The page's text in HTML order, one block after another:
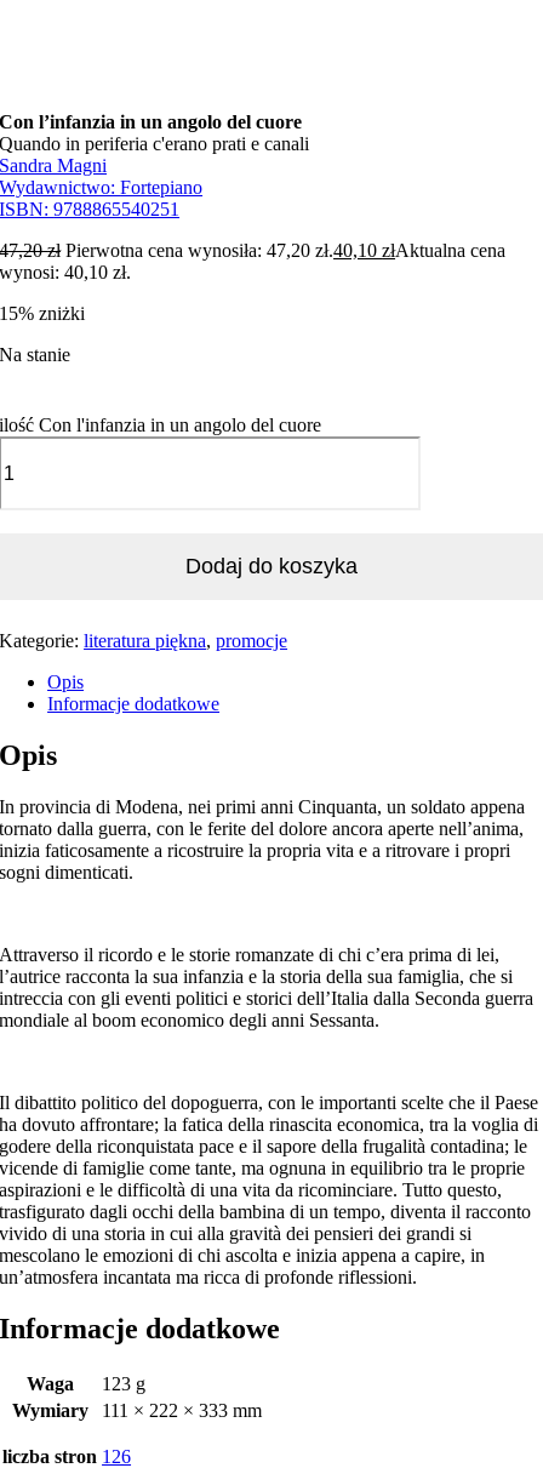
Con l’infanzia in un angolo del cuore
Quando in periferia c'erano prati e canali
Sandra Magni
Wydawnictwo:Fortepiano
ISBN:9788865540251
47,20zł Pierwotna cena wynosiła: 47,20 zł.40,10złAktualna cena
wynosi: 40,10 zł.
15% zniżki
Na stanie
ilość Con l'infanzia in un angolo del cuore
Dodaj do koszyka
Kategorie:literatura piękna,promocje
Opis
Informacje dodatkowe
Opis
In provincia di Modena, nei primi anni Cinquanta, un soldato appena
tornato dalla guerra, con le ferite del dolore ancora aperte nell’anima,
inizia faticosamente a ricostruire la propria vita e a ritrovare i propri
sogni dimenticati.
Attraverso il ricordo e le storie romanzate di chi c’era prima di lei,
l’autrice racconta la sua infanzia e la storia della sua famiglia, che si
intreccia con gli eventi politici e storici dell’Italia dalla Seconda guerra
mondiale al boom economico degli anni Sessanta.
Il dibattito politico del dopoguerra, con le importanti scelte che il Paese
ha dovuto affrontare; la fatica della rinascita economica, tra la voglia di
godere della riconquistata pace e il sapore della frugalità contadina; le
vicende di famiglie come tante, ma ognuna in equilibrio tra le proprie
aspirazioni e le difficoltà di una vita da ricominciare. Tutto questo,
trasfigurato dagli occhi della bambina di un tempo, diventa il racconto
vivido di una storia in cui alla gravità dei pensieri dei grandi si
mescolano le emozioni di chi ascolta e inizia appena a capire, in
un’atmosfera incantata ma ricca di profonde riflessioni.
Informacje dodatkowe
Waga
123 g
Wymiary
111 × 222 × 333 mm
liczba stron 126